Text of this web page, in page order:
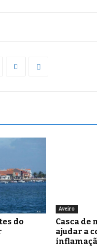
do
Aveiro
Casca de
ajudar a